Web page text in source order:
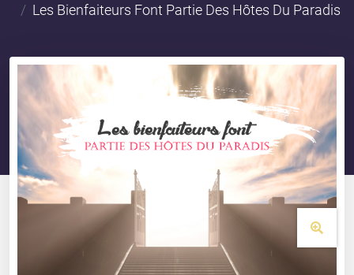
Les Bienfaiteurs Font Partie Des Hôtes Du Paradis